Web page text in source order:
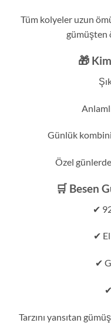
Tüm kolyeler uzun
gümüşten
🎁
Günlük
Özel
🛒 Besen
✔
✔
✔
Tarzını yansıtan